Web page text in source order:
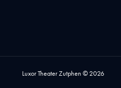
Luxor Theater Zutphen © 2026